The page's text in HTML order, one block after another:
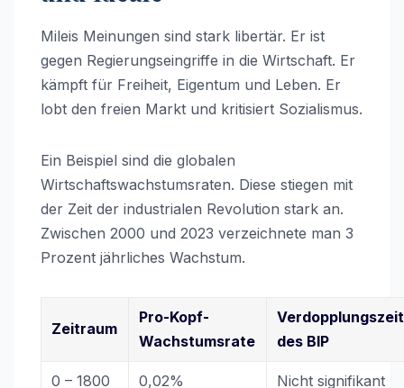
Mileis Meinungen sind stark libertär. Er ist
gegen Regierungseingriffe in die Wirtschaft. Er
kämpft für Freiheit, Eigentum und Leben. Er
lobt den freien Markt und kritisiert Sozialismus.
Ein Beispiel sind die globalen
Wirtschaftswachstumsraten. Diese stiegen mit
der Zeit der industrialen Revolution stark an.
Zwischen 2000 und 2023 verzeichnete man 3
Prozent jährliches Wachstum.
Zeitraum
Pro-Kopf-
Wachstumsrate
des BIP
0 – 1800 0,02% Nicht signifikant